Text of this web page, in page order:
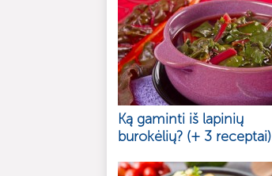
Ką gaminti iš lapinių
burokėlių? (+ 3 receptai)